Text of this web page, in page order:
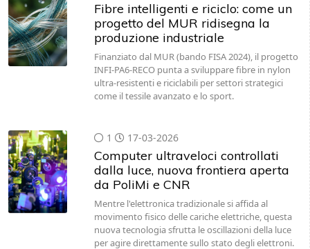
Fibre intelligenti e riciclo: come un
progetto del MUR ridisegna la
produzione industriale
Finanziato dal MUR (bando FISA 2024), il progetto
INFI-PA6-RECO punta a sviluppare fibre in nylon
ultra-resistenti e riciclabili per settori strategici
come il tessile avanzato e lo sport.
1 17-03-2026
Computer ultraveloci controllati
dalla luce, nuova frontiera aperta
da PoliMi e CNR
Mentre l'elettronica tradizionale si affida al
movimento fisico delle cariche elettriche, questa
nuova tecnologia sfrutta le oscillazioni della luce
per agire direttamente sullo stato degli elettroni.